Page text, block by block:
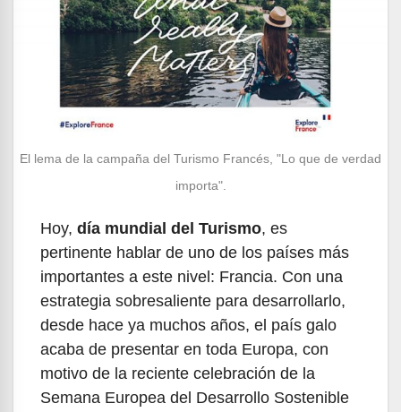
El lema de la campaña del Turismo Francés, "Lo que de verdad
importa".
Hoy, día mundial del Turismo, es
pertinente hablar de uno de los países más
importantes a este nivel: Francia. Con una
estrategia sobresaliente para desarrollarlo,
desde hace ya muchos años, el país galo
acaba de presentar en toda Europa, con
motivo de la reciente celebración de la
Semana Europea del Desarrollo Sostenible